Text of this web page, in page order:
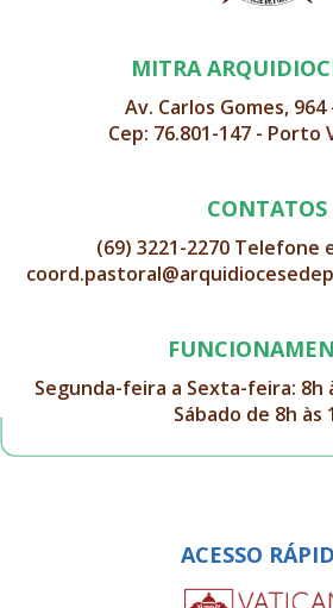
MITRA
Av. Carlos Gomes,
Cep: 76.801-147 - Porto
CONTATOS
(69) 3221-2270 Telefone
Segunda-feira a Sexta-feira: 8h
Sábado de 8h às
ACESSO